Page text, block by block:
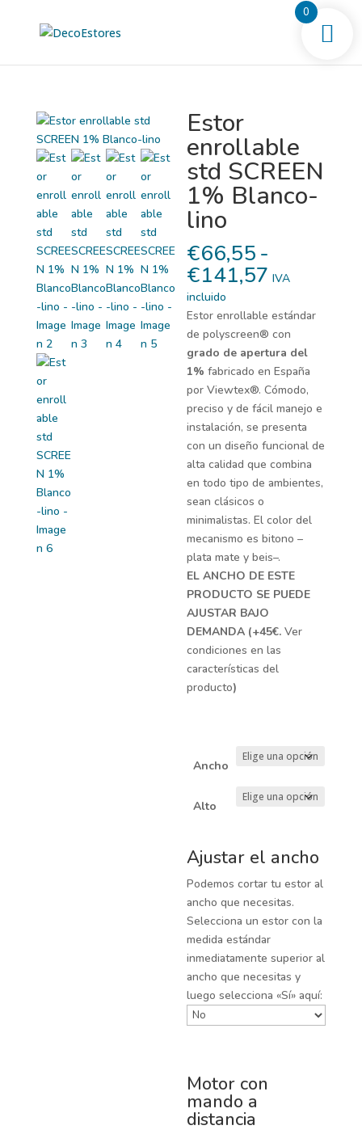
Estor
enrollable
std SCREEN
1% Blanco-
lino
€66,55 -
€141,57Rango
precios:
desde
€66,55
hasta
€141,57
IVA
incluido
Estor enrollable estándar
de polyscreen® con
grado de apertura del
1% fabricado en España
por Viewtex®. Cómodo,
preciso y de fácil manejo e
instalación, se presenta
con un diseño funcional de
alta calidad que combina
en todo tipo de ambientes,
sean clásicos o
minimalistas. El color del
mecanismo es bitono –
plata mate y beis–.
EL ANCHO DE ESTE
PRODUCTO SE PUEDE
AJUSTAR BAJO
DEMANDA (+45€.Ver
condiciones en las
características del
producto)
Ancho
Alto
Ajustar el ancho
Podemos cortar tu estor al
ancho que necesitas.
Selecciona un estor con la
medida estándar
inmediatamente superior al
ancho que necesitas y
luego selecciona «Sí» aquí:
Motor con
mando a
distancia
0